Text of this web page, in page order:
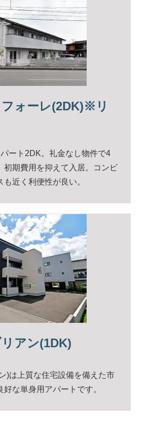
ォーレ(2DK)※リ
ート2DK。礼金なし物件で4
初期費用を抑えて入居。コンビ
近く利便性が良い。
アン(1DK)
)は上質な住宅設備を備えた市
好な単身用アパートです。